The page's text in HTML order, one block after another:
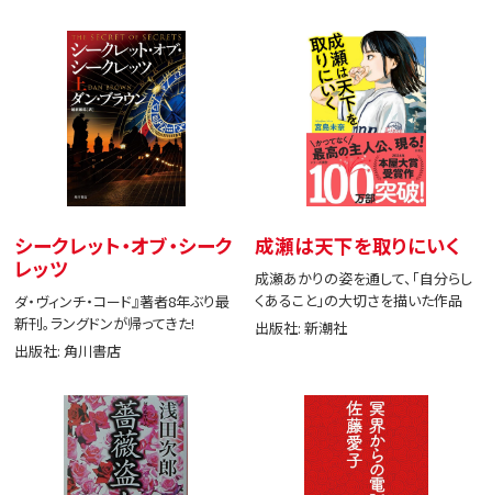
シークレット・オブ・シーク
レッツ
ダ・ヴィンチ・コード』著者8年ぶり最
新刊。ラングドンが帰ってきた!
出版社: 角川書店
成瀬は天下を取りにいく
成瀬あかりの姿を通して、「自分らし
くあること」の大切さを描いた作品
出版社: 新潮社